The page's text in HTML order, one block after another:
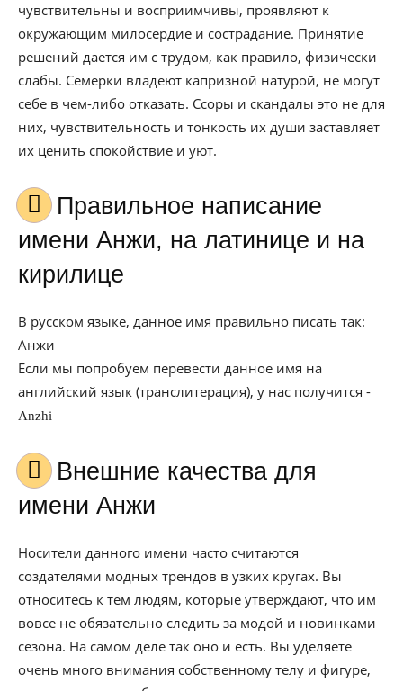
чувствительны и восприимчивы, проявляют к
окружающим милосердие и сострадание. Принятие
решений дается им с трудом, как правило, физически
слабы. Семерки владеют капризной натурой, не могут
себе в чем-либо отказать. Ссоры и скандалы это не для
них, чувствительность и тонкость их души заставляет
их ценить спокойствие и уют.
Правильное написание
имени Анжи, на латинице и на
кирилице
В русском языке, данное имя правильно писать так:
Анжи
Если мы попробуем перевести данное имя на
английский язык (транслитерация), у нас получится -
Anzhi
Внешние качества для
имени Анжи
Носители данного имени часто считаются
создателями модных трендов в узких кругах. Вы
относитесь к тем людям, которые утверждают, что им
вовсе не обязательно следить за модой и новинками
сезона. На самом деле так оно и есть. Вы уделяете
очень много внимания собственному телу и фигуре,